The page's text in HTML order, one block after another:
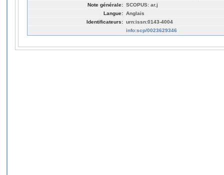
Note générale: SCOPUS: ar.j
Langue: Anglais
Identificateurs: urn:issn:0143-4004
info:scp/0023629346